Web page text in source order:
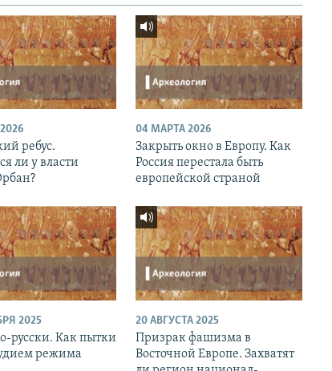
ребус.
ли у власти
04 МАРТА 2026
Закрыть окно в Европу. Как
Россия перестала быть
европейской страной
2025
русски. Как пытки
режима
20 АВГУСТА 2025
Призрак фашизма в
Восточной Европе. Захватят